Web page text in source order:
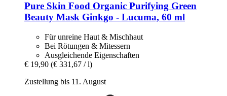
Pure Skin Food Organic Purifying Green
Beauty Mask Ginkgo -​ Lucuma, 60 ml
Für unreine Haut & Mischhaut
Bei Rötungen & Mitessern
Ausgleichende Eigenschaften
€ 19,90 (€ 331,67 / l)
Zustellung bis 11. August